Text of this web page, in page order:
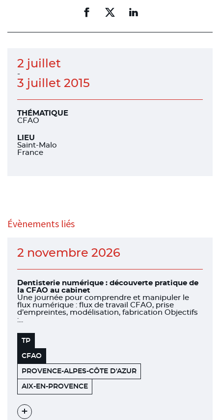
Partager
facebook
Partager
facebook
Partager
linkedin
2 juillet
-
3 juillet 2015
THÉMATIQUE
CFAO
LIEU
Saint-Malo
France
Évènements liés
2 novembre 2026
Dentisterie numérique : découverte pratique de
la CFAO au cabinet
Une journée pour comprendre et manipuler le
flux numérique : flux de travail CFAO, prise
d’empreintes, modélisation, fabrication Objectifs
:...
TP
CFAO
PROVENCE-ALPES-CÔTE D'AZUR
520
AVENUE
MAURIAT
AIX-EN-PROVENCE
Voir